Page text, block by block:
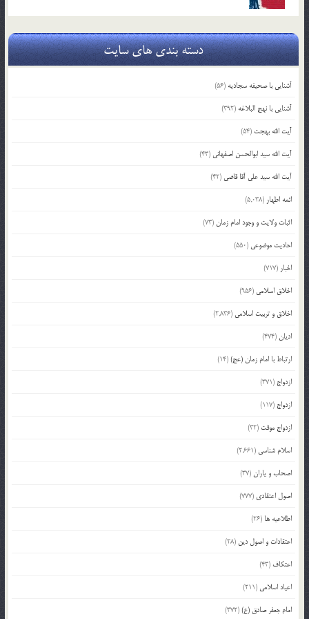
دسته بندی های سایت
آشنایی با صحیفه سجادیه (56)
آشنایی با نهج البلاغه (392)
آیت الله بهجت (54)
آیت الله سید ابوالحسن اصفهانی (43)
آیت الله سید علی آقا قاضی (42)
ائمه اطهار (5,038)
اثبات ولایت و وجود امام زمان(73)
احادیث موضوعی (550)
اخبار (717)
اخلاق اسلامی (956)
اخلاق و تربیت اسلامی (2,836)
ادیان(474)
ارتباط با امام زمان (عج)(14)
ازدواج (371)
ازدواج (117)
ازدواج موقت (32)
اسلام شناسی (2,661)
اصحاب و یاران(37)
اصول اعتقادی (777)
اطلاعیه ها (26)
اعتقادات و اصول دین (28)
اعتکاف (43)
اعیاد اسلامی (211)
امام جعفر صادق (ع)(372)